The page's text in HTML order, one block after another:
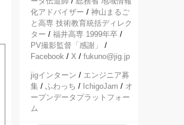
化アドバイザー / 神山まるご
と高専 技術教育統括ディレク
ター / 福井高専 1999年卒 /
PV撮影監督「感謝」
/
Facebook / X / fukuno@jig.jp
jigインターン / エンジニア募
集 / ふわっち / IchigoJam / オ
ープンデータプラットフォー
ム